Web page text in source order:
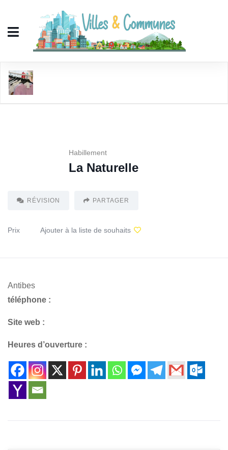
Habillement
La Naturelle
RÉVISION PARTAGER
Prix Ajouter à la liste de souhaits
Antibes
téléphone :
Site web :
Heures d’ouverture :